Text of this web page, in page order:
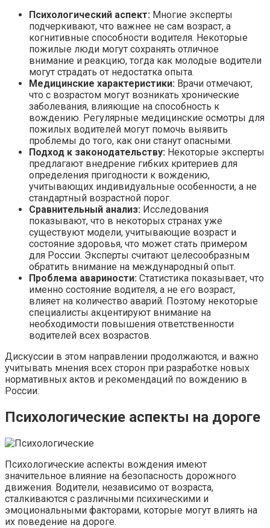
Психологический аспект: Многие эксперты
подчеркивают, что важнее не сам возраст, а
когнитивные способности водителя. Некоторые
пожилые люди могут сохранять отличное
внимание и реакцию, тогда как молодые водители
могут страдать от недостатка опыта.
Медицинские характеристики: Врачи отмечают,
что с возрастом могут возникать хронические
заболевания, влияющие на способность к
вождению. Регулярные медицинские осмотры для
пожилых водителей могут помочь выявить
проблемы до того, как они станут опасными.
Подход к законодательству: Некоторые эксперты
предлагают внедрение гибких критериев для
определения пригодности к вождению,
учитывающих индивидуальные особенности, а не
стандартный возрастной порог.
Сравнительный анализ: Исследования
показывают, что в некоторых странах уже
существуют модели, учитывающие возраст и
состояние здоровья, что может стать примером
для России. Эксперты считают целесообразным
обратить внимание на международный опыт.
Проблема авариности: Статистика показывает, что
именно состояние водителя, а не его возраст,
влияет на количество аварий. Поэтому некоторые
специалисты акцентируют внимание на
необходимости повышения ответственности
водителей всех возрастов.
Дискуссии в этом направлении продолжаются, и важно
учитывать мнения всех сторон при разработке новых
нормативных актов и рекомендаций по вождению в
России.
Психологические аспекты на дороге
Психологические аспекты вождения имеют
значительное влияние на безопасность дорожного
движения. Водители, независимо от возраста,
сталкиваются с различными психическими и
эмоциональными факторами, которые могут влиять на
их поведение на дороге.